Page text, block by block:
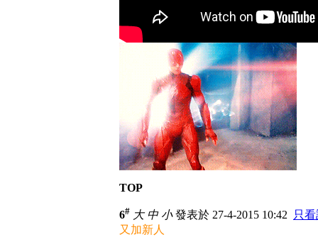
TOP
6# 大 中 小發表於 27-4-2015 10:42
只
又加新人